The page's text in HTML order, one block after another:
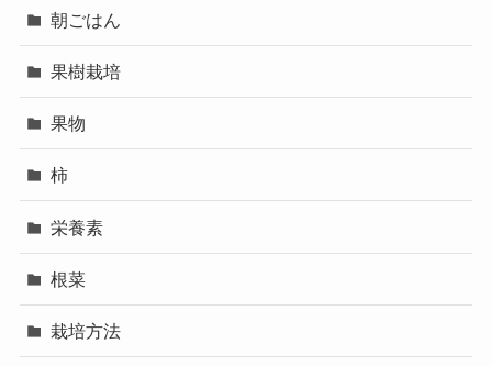
朝ごはん
果樹栽培
果物
柿
栄養素
根菜
栽培方法